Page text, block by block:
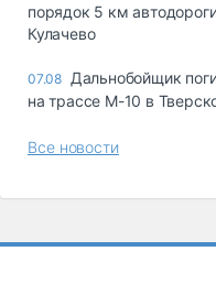
порядок 5 км
Кулачево
07.08 Дальнобойщик
на трассе М-10 в
Все новости